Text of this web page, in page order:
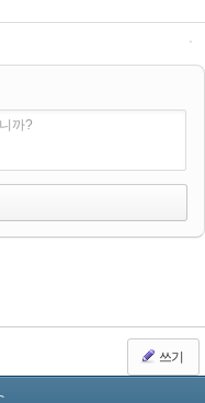
까?
쓰기